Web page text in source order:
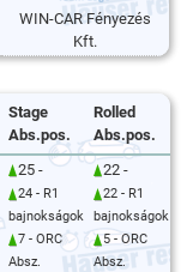
WIN-CAR Fényezés
Kft.
Stage
Abs.pos.
Rolled
Abs.pos.
25 -
24 - R1
bajnokságok
7 - ORC
Absz.
22 -
22 - R1
bajnokságok
5 - ORC
Absz.